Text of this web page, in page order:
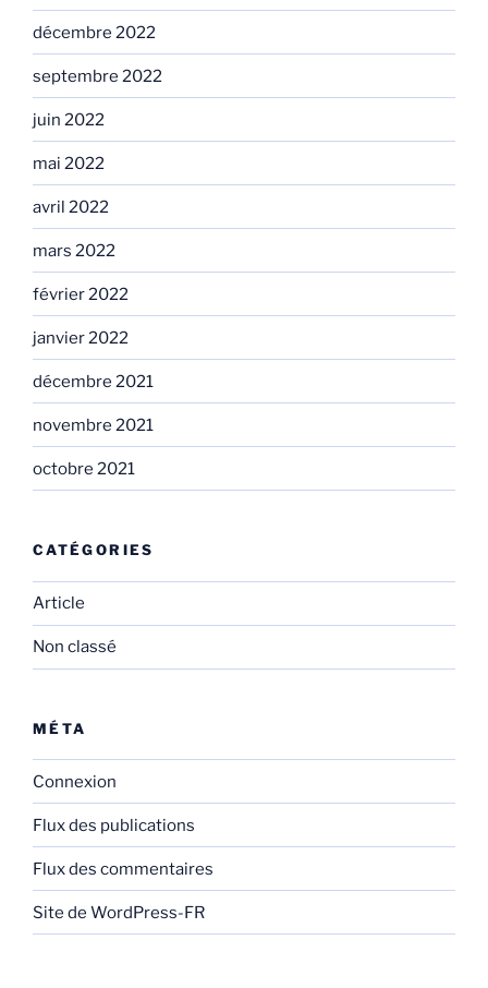
décembre 2022
septembre 2022
juin 2022
mai 2022
avril 2022
mars 2022
février 2022
janvier 2022
décembre 2021
novembre 2021
octobre 2021
CATÉGORIES
Article
Non classé
MÉTA
Connexion
Flux des publications
Flux des commentaires
Site de WordPress-FR